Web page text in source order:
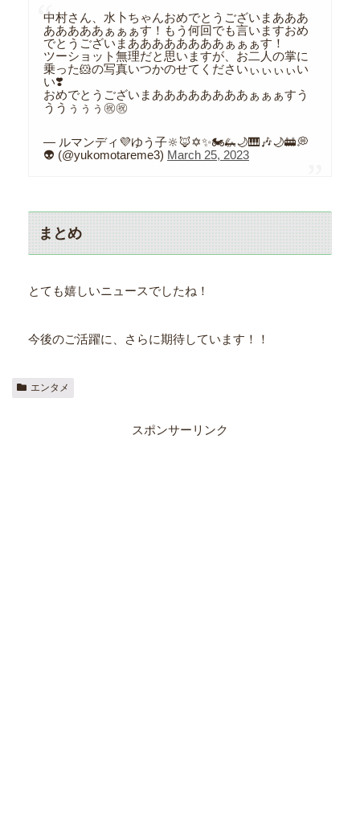
中村さん、水卜ちゃんおめでとうございまあああ
あああああぁぁぁす！もう何回でも言いますおめ
でとうございまああああああああぁぁぁす！
ツーショット無理だと思いますが、お二人の掌に
乗った🐹の写真いつかのせてくださいぃぃぃぃい
い❣️
おめでとうございまああああああああぁぁぁすう
ううぅぅぅ㊗️㊗️
— ルマンディ💜ゆう子🔆🦊✡️✨🏍🦗🌙🎹🎶🌙🚋💭
👽 (@yukomotareme3) March 25, 2023
まとめ
とても嬉しいニュースでしたね！
今後のご活躍に、さらに期待しています！！
エンタメ
スポンサーリンク